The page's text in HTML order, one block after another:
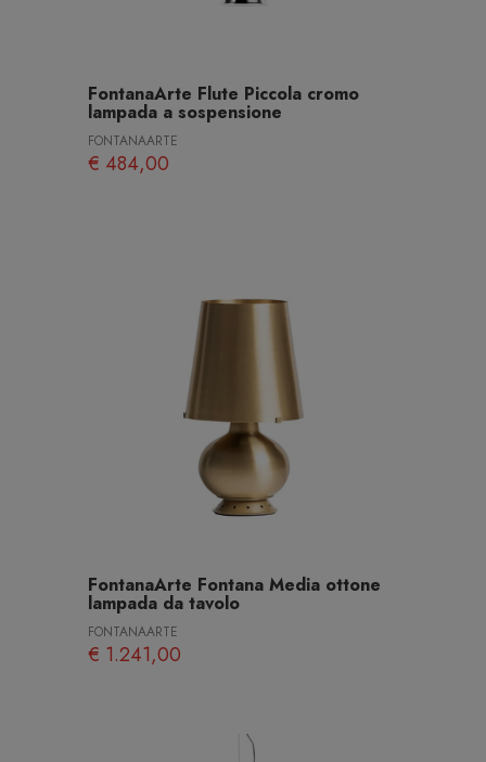
FontanaArte Flute Piccola cromo
lampada a sospensione
FONTANAARTE
€ 484,00
FontanaArte Fontana Media ottone
lampada da tavolo
FONTANAARTE
€ 1.241,00